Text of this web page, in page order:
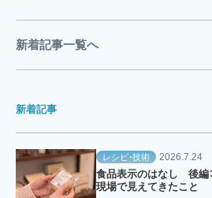
新着記事一覧へ
新着記事
レシピ・技術 2026.7.24
食品表示のはなし 後編
現場で見えてきたこと